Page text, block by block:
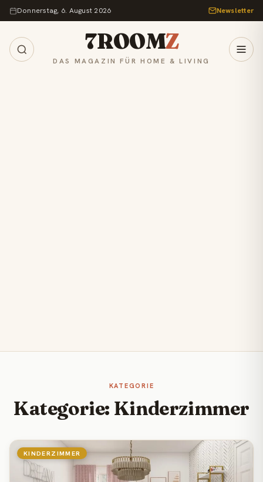
Zum Inhalt springen
Donnerstag, 6. August 2026 Newsletter
7ROOMZ
DAS MAGAZIN FÜR HOME & LIVING
KATEGORIE
Kategorie: Kinderzimmer
KINDERZIMMER